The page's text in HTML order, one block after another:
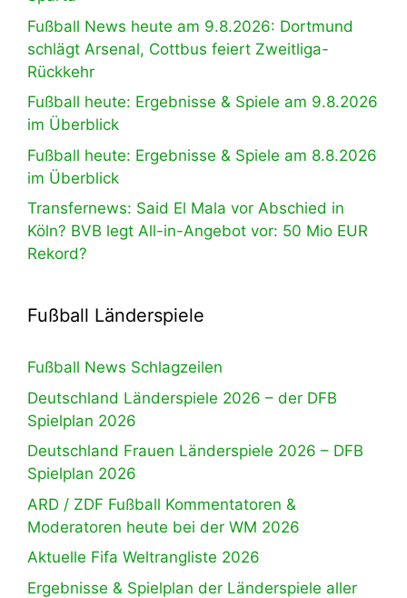
Fußball News heute am 9.8.2026: Dortmund
schlägt Arsenal, Cottbus feiert Zweitliga-
Rückkehr
Fußball heute: Ergebnisse & Spiele am 9.8.2026
im Überblick
Fußball heute: Ergebnisse & Spiele am 8.8.2026
im Überblick
Transfernews: Said El Mala vor Abschied in
Köln? BVB legt All-in-Angebot vor: 50 Mio EUR
Rekord?
Fußball Länderspiele
Fußball News Schlagzeilen
Deutschland Länderspiele 2026 – der DFB
Spielplan 2026
Deutschland Frauen Länderspiele 2026 – DFB
Spielplan 2026
ARD / ZDF Fußball Kommentatoren &
Moderatoren heute bei der WM 2026
Aktuelle Fifa Weltrangliste 2026
Ergebnisse & Spielplan der Länderspiele aller